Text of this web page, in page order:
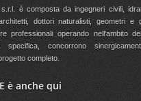
s.r.l. è composta da ingegneri civili,
dottori naturalisti, geometri e
professionali operando nell'ambito
specifica, concorrono
completo.
è anche qui